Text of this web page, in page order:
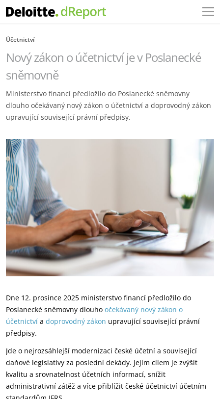
Účetnictví
Nový zákon o účetnictví je v Poslanecké
sněmovně
Ministerstvo financí předložilo do Poslanecké sněmovny
dlouho očekávaný nový zákon o účetnictví a doprovodný zákon
upravující související právní předpisy.
Dne 12. prosince 2025 ministerstvo financí předložilo do
Poslanecké sněmovny dlouho očekávaný nový zákon o
účetnictví a doprovodný zákon upravující související právní
předpisy.
Jde o nejrozsáhlejší modernizaci české účetní a související
daňové legislativy za poslední dekády. Jejím cílem je zvýšit
kvalitu a srovnatelnost účetních informací, snížit
administrativní zátěž a více přiblížit české účetnictví účetním